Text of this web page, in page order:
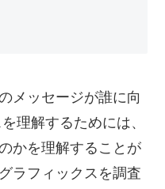
メッセージが誰に向
理解するためには、
かを理解することが
ラフィックスを調査